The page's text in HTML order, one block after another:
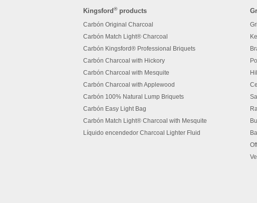
Kingsford®products
Carbón Original Charcoal
Carbón Match Light® Charcoal
Carbón Kingsford® Professional Briquets
Carbón Charcoal with Hickory
Carbón Charcoal with Mesquite
Carbón Charcoal with Applewood
Carbón 100% Natural Lump Briquets
Carbón Easy Light Bag
Carbón Match Light® Charcoal with Mesquite
Líquido encendedor Charcoal Lighter Fluid